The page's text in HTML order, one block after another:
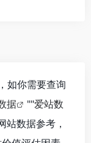
如你需要查询
据 ""爱站数
站数据参考，